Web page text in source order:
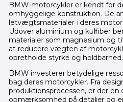
BMW-motorcykler er kendt for
omhyggelige konstruktion. De
letvægtsmaterialer i deres
Udover aluminium og kulfiber
materialer som magnesium og
at reducere vægten af
opretholde styrke og holdbarhed.
BMW investerer betydelige
bag deres motorcykler. Fra
produktionsprocessen, er der en
opmærksomhed på detaljer og